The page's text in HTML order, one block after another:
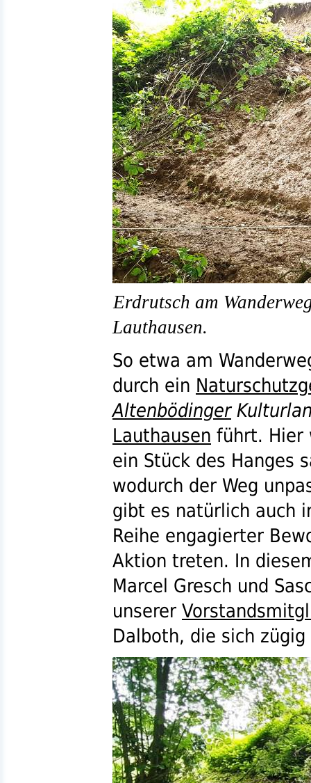
Erdrutsch am
Lauthausen.
So etwa am
durch ein
Altenbödinger
Lauthausen führt. Hier
ein Stück des Hanges
wodurch der Weg
gibt es natürlich auch
Reihe engagierter
Aktion treten. In
Marcel Gresch und
unserer
Dalboth, die sich